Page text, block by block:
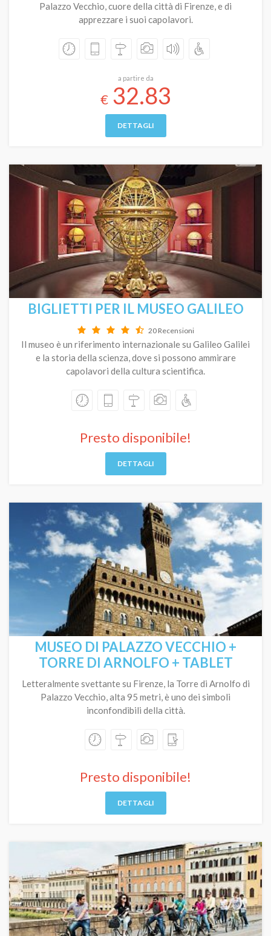
Palazzo Vecchio, cuore della città di Firenze, e di
apprezzare i suoi capolavori.
a partire da
€32.83
DETTAGLI
BIGLIETTI PER IL MUSEO GALILEO
20 Recensioni
Il museo è un riferimento internazionale su Galileo Galilei
e la storia della scienza, dove si possono ammirare
capolavori della cultura scientifica.
Presto disponibile!
DETTAGLI
MUSEO DI PALAZZO VECCHIO +
TORRE DI ARNOLFO + TABLET
Letteralmente svettante su Firenze, la Torre di Arnolfo di
Palazzo Vecchio, alta 95 metri, è uno dei simboli
inconfondibili della città.
Presto disponibile!
DETTAGLI